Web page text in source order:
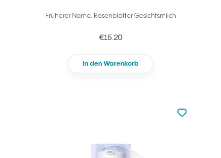
Früherer Name: Rosenblätter Gesichtsmilch
€15.20
In den Warenkorb
zu den
zu Ihren